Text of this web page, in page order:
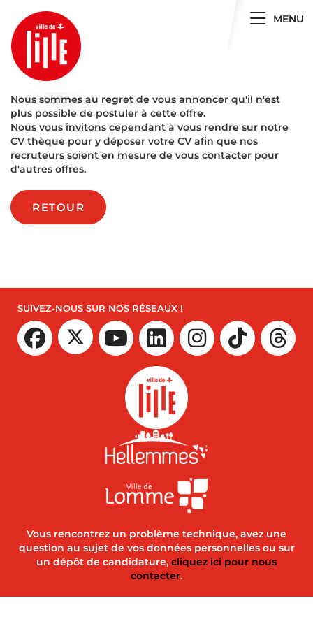
Toggle
MENU
Nous sommes au regret de vous annoncer qu'il n'est
plus possible de postuler à cette offre.
Nous vous invitons cependant à vous rendre sur notre
CV thèque pour y déposer votre CV afin que nos
recruteurs soient en mesure de vous contacter pour
d'autres offres.
RETOUR
SUIVEZ-NOUS SUR NOS RÉSEAUX !
Vous rencontrez un problème technique, avez une
question au sujet de vos données personnelles ou sur
un dépôt de candidature, cliquez ici pour nous
contacter.